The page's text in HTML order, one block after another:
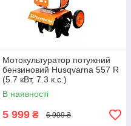
Мотокультуратор потужний
бензиновий Husqvarna 557 R
(5.7 кВт, 7.3 к.с.)
В наявності
5 999 ₴ 6 999 ₴